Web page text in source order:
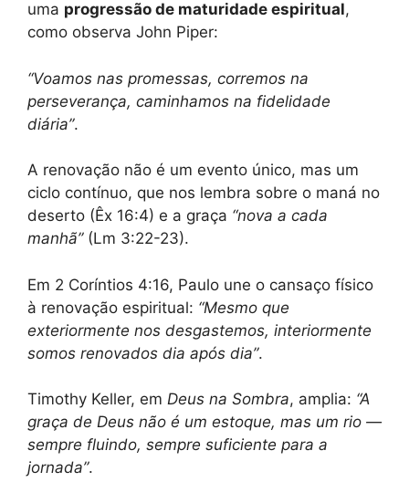
uma progressão de maturidade espiritual,
como observa John Piper:
“Voamos nas promessas, corremos na
perseverança, caminhamos na fidelidade
diária”.
A renovação não é um evento único, mas um
ciclo contínuo, que nos lembra sobre o maná no
deserto (Êx 16:4) e a graça “nova a cada
manhã”(Lm 3:22-23).
Em 2 Coríntios 4:16, Paulo une o cansaço físico
à renovação espiritual: “Mesmo que
exteriormente nos desgastemos, interiormente
somos renovados dia após dia”.
Timothy Keller, em Deus na Sombra, amplia: “A
graça de Deus não é um estoque, mas um rio —
sempre fluindo, sempre suficiente para a
jornada”.